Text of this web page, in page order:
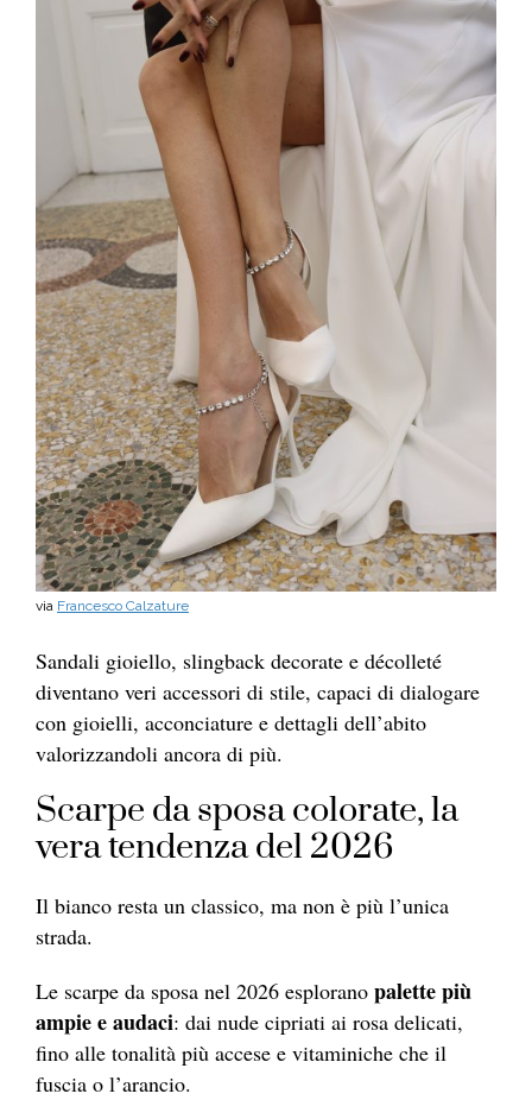
via Francesco Calzature
Sandali gioiello, slingback decorate e décolleté
diventano veri accessori di stile, capaci di dialogare
con gioielli, acconciature e dettagli dell’abito
valorizzandoli ancora di più.
Scarpe da sposa colorate, la
vera tendenza del 2026
Il bianco resta un classico, ma non è più l’unica
strada.
Le scarpe da sposa nel 2026 esplorano palette più
ampie e audaci: dai nude cipriati ai rosa delicati,
fino alle tonalità più accese e vitaminiche che il
fuscia o l’arancio.